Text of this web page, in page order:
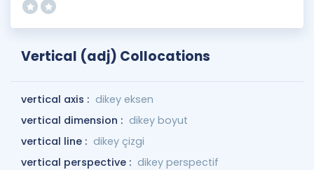
Vertical (adj) Collocations
vertical axis : dikey eksen
vertical dimension : dikey boyut
vertical line : dikey çizgi
vertical perspective : dikey perspectif